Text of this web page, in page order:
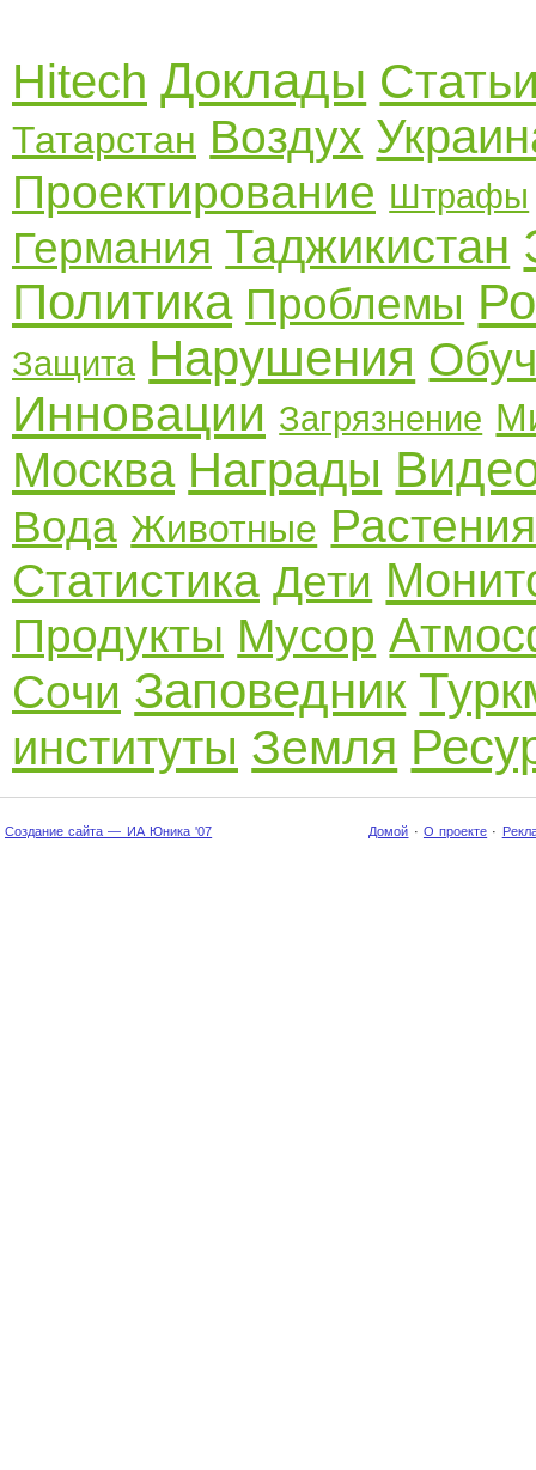
Hitech Доклады
Татарстан Воздух
Проектирование Штрафы
Германия Таджикистан
Политика Проблемы
Защита Нарушения
Инновации Загрязнение
Москва Награды
Вода Животные Растения
Статистика Дети
Продукты Мусор
Сочи Заповедник
институты Земля
Создание сайта — ИА Юника '07 Домой · О проекте ·